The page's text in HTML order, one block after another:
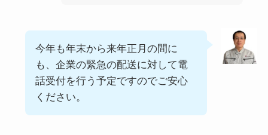
今年も年末から来年正月の間に
も、企業の緊急の配送に対して電
話受付を行う予定ですのでご安心
ください。